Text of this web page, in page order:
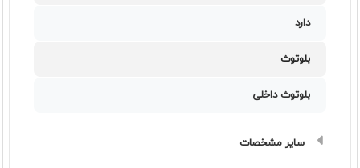
دارد
بلوتوث
بلوتوث داخلی
سایر مشخصات